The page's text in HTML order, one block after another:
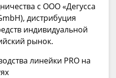
с ООО «Дегусса
дистрибуция
индивидуальной
рынок.
линейки PRO на